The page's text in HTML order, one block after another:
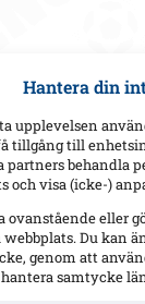
Hantera din
upplevelsen
tillgång till
behandla
och visa (icke-)
eller
Du kan
genom att
samtycke